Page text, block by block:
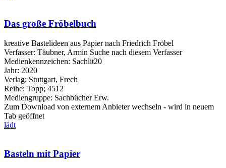
Das große Fröbelbuch
kreative Bastelideen aus Papier nach Friedrich Fröbel
Verfasser: Täubner, Armin Suche nach diesem Verfasser
Medienkennzeichen: Sachlit20
Jahr: 2020
Verlag: Stuttgart, Frech
Reihe: Topp; 4512
Mediengruppe: Sachbücher Erw.
Zum Download von externem Anbieter wechseln - wird in neuem
Tab geöffnet
lädt
Basteln mit Papier